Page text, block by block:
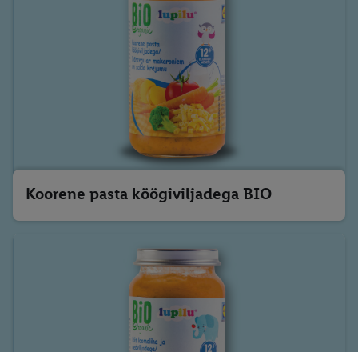
Koorene pasta köögiviljadega BIO